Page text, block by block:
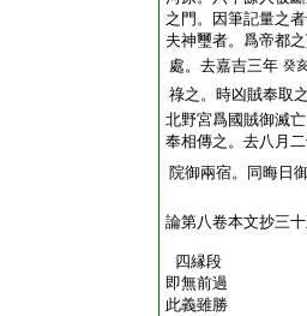
之門。因筆記量之
夫神璽者。爲帝都
處。去嘉吉三年 癸
祿之。時凶賊奉取
北野宮爲國賊御滅
奉相傳之。去八月
院御兩宿。同晦日
論第八卷本文抄三
四縁段
即無前過
此義雖勝